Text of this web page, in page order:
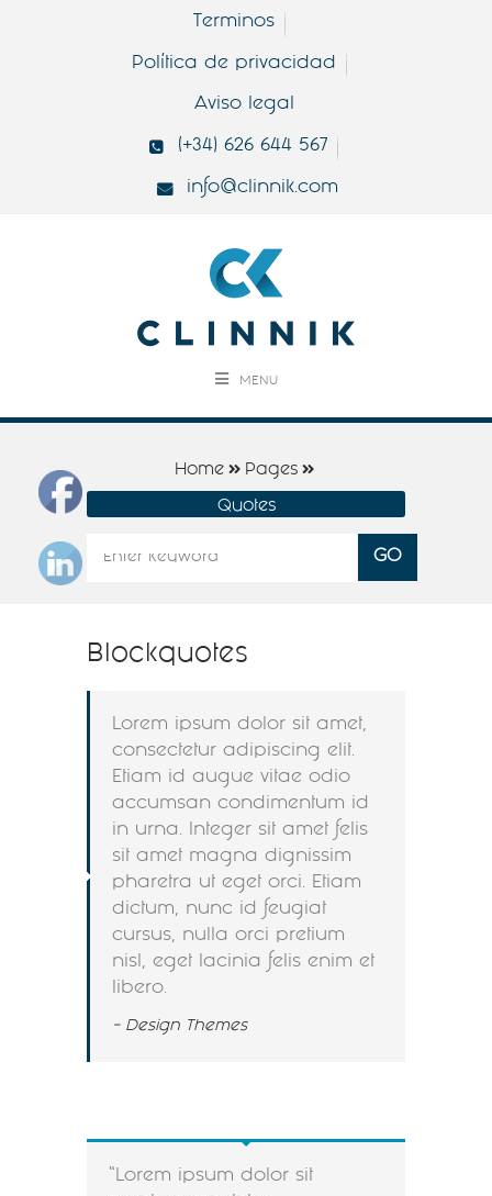
Terminos
Política de privacidad
Aviso legal
(+34) 626 644 567
info@clinnik.com
MENU
Home Pages
Quotes
Blockquotes
Lorem ipsum dolor sit amet,
consectetur adipiscing elit.
Etiam id augue vitae odio
accumsan condimentum id
in urna. Integer sit amet felis
sit amet magna dignissim
pharetra ut eget orci. Etiam
dictum, nunc id feugiat
cursus, nulla orci pretium
nisl, eget lacinia felis enim et
libero.
– Design Themes
Lorem ipsum dolor sit